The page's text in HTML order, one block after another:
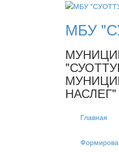
МБУ
НАСЛЕГ"
Главная